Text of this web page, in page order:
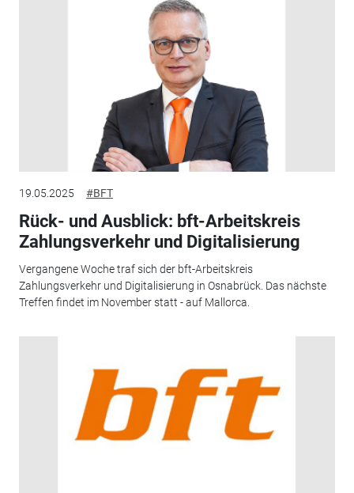
19.05.2025 #BFT
Rück- und Ausblick: bft-Arbeitskreis
Zahlungsverkehr und Digitalisierung
Vergangene Woche traf sich der bft-Arbeitskreis
Zahlungsverkehr und Digitalisierung in Osnabrück. Das nächste
Treffen findet im November statt - auf Mallorca.